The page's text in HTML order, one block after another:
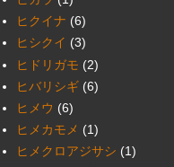
ヒクイナ (6)
ヒシクイ (3)
ヒドリガモ (2)
ヒバリシギ (6)
ヒメウ (6)
ヒメカモメ (1)
ヒメクロアジサシ (1)